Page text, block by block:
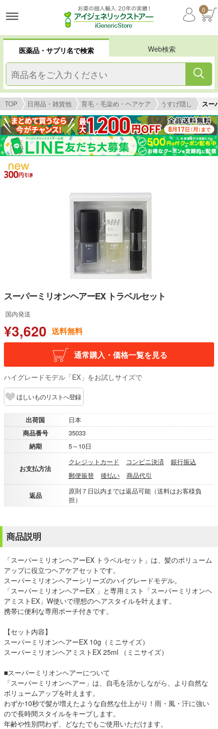
0
医薬品・サプリ名で検索 Web検索
TOP 日用品・雑貨他 育毛・毛染め・ヘアケア うすげ隠し スー
スーパーミリオンヘアーEX トラベルセット
国内発送
¥3,620 送料無料
通常購入・価格一覧を見る
ハイグレードモデル「EX」をお試しサイズで
ほしいものリストへ登録
出荷国
日本
商品番号
35033
納期
5～10日
お支払方法
クレジットカード コンビニ決済
銀行振込
郵便振替
後払い 商品代引
返品
原則７日以内までは返品可能（送料はお客様負
担）
商品説明
「スーパーミリオンヘアーEX トラベルセット」は、髪のボリューム
アップに役立つヘアケアセットです。
スーパーミリオンヘアーシリーズのハイグレードモデル。
「スーパーミリオンヘアーEX 」と専用ミスト「スーパーミリオンヘ
アミストEX」W使いで理想のヘアスタイルを叶えます。
携帯に便利な専用ポーチ付きです。
【セット内容】
スーパーミリオンヘアーEX 10g（ミニサイズ）
スーパーミリオンヘアミストEX 25ml （ミニサイズ）
■スーパーミリオンヘアーについて
「スーパーミリオンヘアー」は、自毛を活かしながら、より自然な
ボリュームアップを叶えます。
わずか10秒で髪が増えたような自然な仕上がり！雨・風・汗に強い
ので長時間スタイルをキープします。
年齢や性別問わず、どなたでもご使用いただけます。